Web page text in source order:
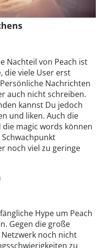
Nachteil von Peach ist
die viele User erst
Nachrichten
auch nicht schreiben.
kannst Du jedoch
und liken. Auch die
magic words können
noch viel zu geringe
Hype um Peach
Gegen die große
noch nicht
zu